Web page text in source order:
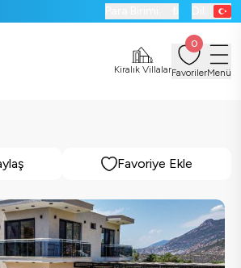
Kiralık Villalar
0
FavorilerMenü
Favoriye Ekle